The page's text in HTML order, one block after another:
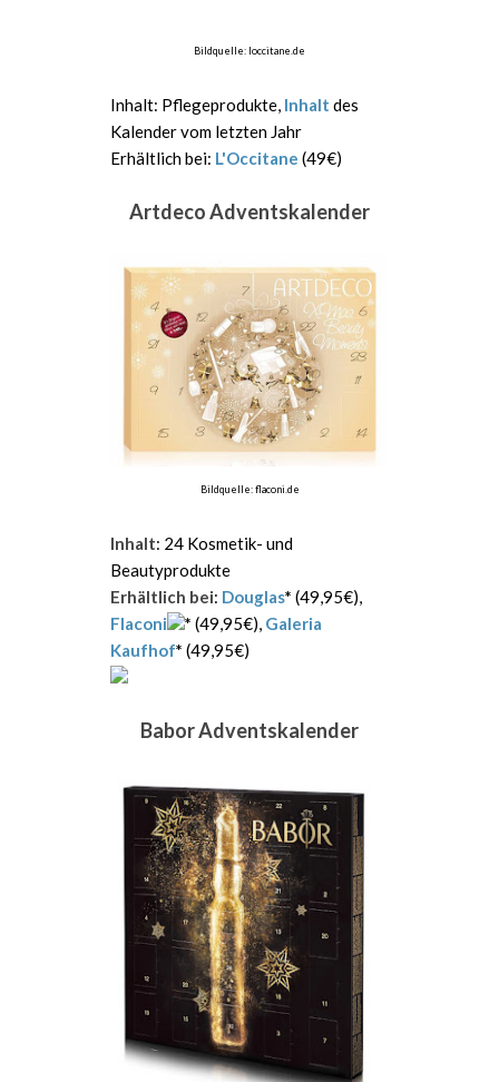
Bildquelle: loccitane.de
Inhalt: Pflegeprodukte, Inhalt des
Kalender vom letzten Jahr
Erhältlich bei: L'Occitane (49€)
Artdeco Adventskalender
Bildquelle: flaconi.de
Inhalt: 24 Kosmetik- und
Beautyprodukte
Erhältlich bei: Douglas* (49,95€),
Flaconi
* (49,95€), Galeria
Kaufhof* (49,95€)
Babor Adventskalender